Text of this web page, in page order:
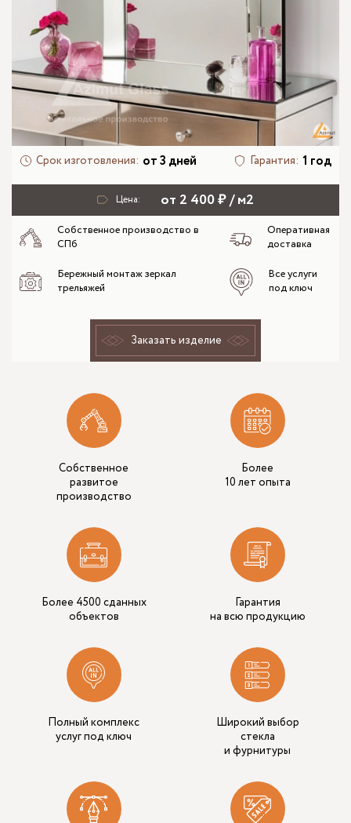
Срок изготовления: от 3 дней Гарантия: 1 год
Цена: от 2 400 ₽ / м2
Собственное производство в
СПб
Оперативная
доставка
Бережный монтаж зеркал
трельяжей
Все услуги
под ключ
Заказать изделие
Собственное
развитое
производство
Более
10 лет опыта
Более 4500 сданных
объектов
Гарантия
на всю продукцию
Полный комплекс
услуг под ключ
Широкий выбор
стекла
и фурнитуры